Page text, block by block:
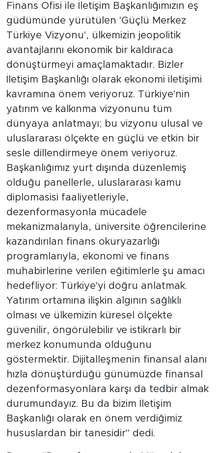
Finans Ofisi ile İletişim Başkanlığımızın eş
güdümünde yürütülen 'Güçlü Merkez
Türkiye Vizyonu', ülkemizin jeopolitik
avantajlarını ekonomik bir kaldıraca
dönüştürmeyi amaçlamaktadır. Bizler
İletişim Başkanlığı olarak ekonomi iletişimi
kavramına önem veriyoruz. Türkiye'nin
yatırım ve kalkınma vizyonunu tüm
dünyaya anlatmayı; bu vizyonu ulusal ve
uluslararası ölçekte en güçlü ve etkin bir
sesle dillendirmeye önem veriyoruz.
Başkanlığımız yurt dışında düzenlemiş
olduğu panellerle, uluslararası kamu
diplomasisi faaliyetleriyle,
dezenformasyonla mücadele
mekanizmalarıyla, üniversite öğrencilerine
kazandırılan finans okuryazarlığı
programlarıyla, ekonomi ve finans
muhabirlerine verilen eğitimlerle şu amacı
hedefliyor: Türkiye'yi doğru anlatmak.
Yatırım ortamına ilişkin algının sağlıklı
olması ve ülkemizin küresel ölçekte
güvenilir, öngörülebilir ve istikrarlı bir
merkez konumunda olduğunu
göstermektir. Dijitalleşmenin finansal alanı
hızla dönüştürdüğü günümüzde finansal
dezenformasyonlara karşı da tedbir almak
durumundayız. Bu da bizim İletişim
Başkanlığı olarak en önem verdiğimiz
hususlardan bir tanesidir" dedi.